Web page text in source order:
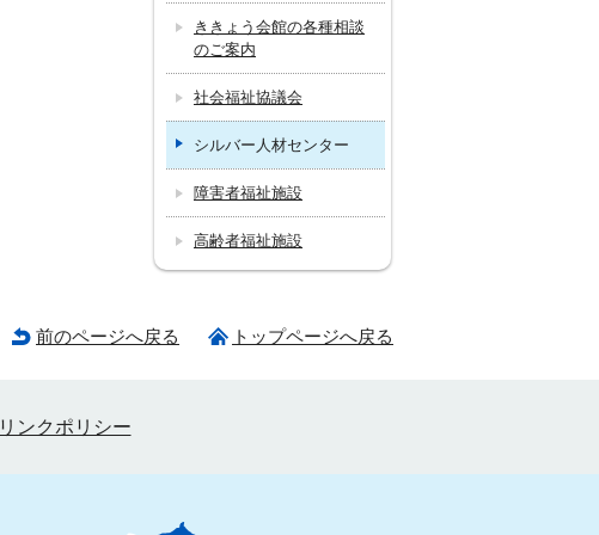
ききょう会館の各種相談
のご案内
社会福祉協議会
シルバー人材センター
障害者福祉施設
高齢者福祉施設
前のページへ戻る トップページへ戻る
リンクポリシー